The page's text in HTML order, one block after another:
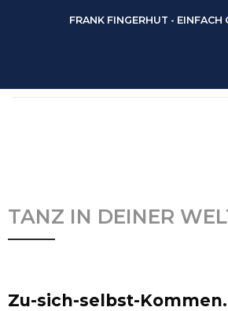
FRANK FINGERHUT - EINFACH
TANZ IN DEINER
Zu-sich-selbst-